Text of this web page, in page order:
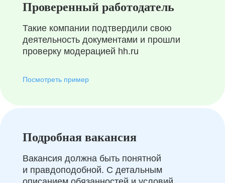
Проверенный работодатель
Такие компании подтвердили свою
деятельность документами и прошли
проверку модерацией hh.ru
Посмотреть пример
Подробная вакансия
Вакансия должна быть понятной
и правдоподобной. С детальным